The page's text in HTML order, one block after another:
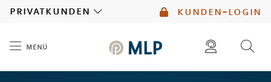
kunden-login
privatkunden
menü